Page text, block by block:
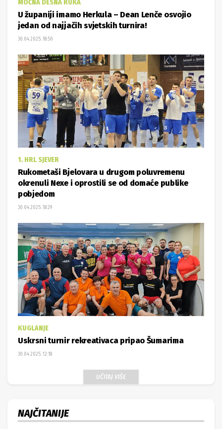
MOĆNA DESNA RUKA
U županiji imamo Herkula – Dean Lenče osvojio
jedan od najjačih svjetskih turnira!
30.04.2025. 18:50
1. HRL SJEVER
Rukometaši Bjelovara u drugom poluvremenu
okrenuli Nexe i oprostili se od domaće publike
pobjedom
30.04.2025. 18:29
KUGLANJE
Uskrsni turnir rekreativaca pripao Šumarima
30.04.2025. 12:18
UČITAJ VIŠE
NAJČITANIJE